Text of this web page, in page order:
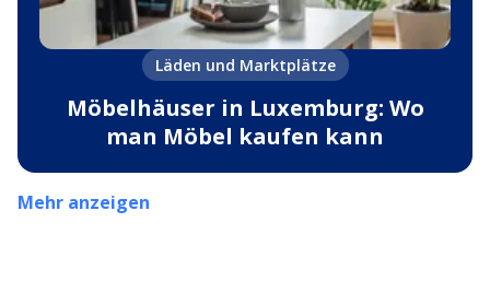
Läden und Marktplätze
Möbelhäuser in Luxemburg: Wo
man Möbel kaufen kann
Mehr anzeigen